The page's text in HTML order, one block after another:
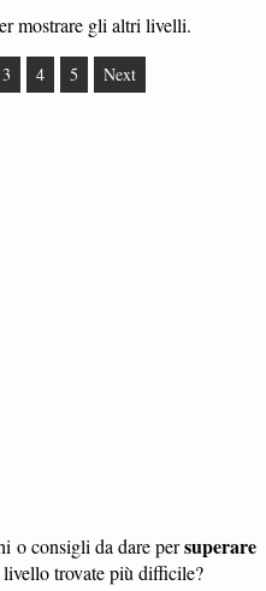
mostrare gli altri livelli.
3 4 5 Next
o consigli da dare persuperare
livello trovate più difficile?